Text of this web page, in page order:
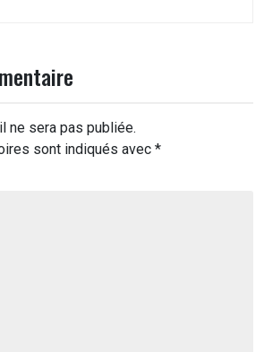
ne sera pas publiée.
sont indiqués avec *